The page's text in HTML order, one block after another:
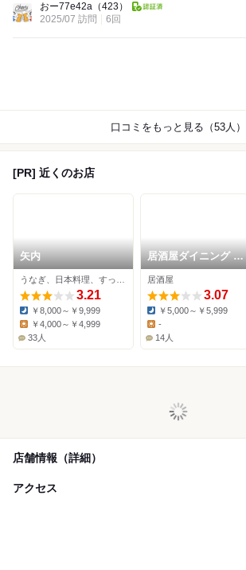
おー77e42a （423）
2025/07 訪問
6回
口コミをもっと見る（53人）
[PR] 近くのお店
矢内
3.21
Dinner:
￥8,000～￥9,999
Lunch:
￥4,000～￥4,999
33人
居酒屋ダイニング 粋
源
居酒屋
3.07
Dinner:
￥5,000～￥5,999
Lunch:
-
14人
店舗情報（詳細）
アクセス